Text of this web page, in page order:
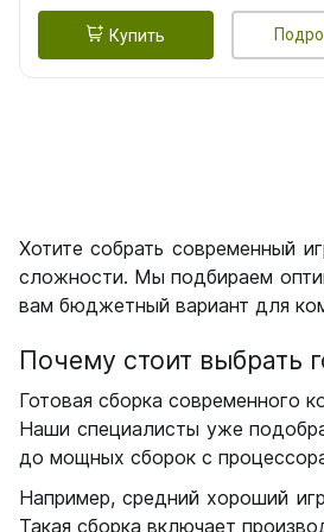
Купить
Хотите собрать современный
сложности. Мы подбираем
вам бюджетный вариант для
Почему стоит выбрать
Готовая сборка современного
Наши специалисты уже
до мощных сборок с
Например, средний хороший
Такая сборка включает